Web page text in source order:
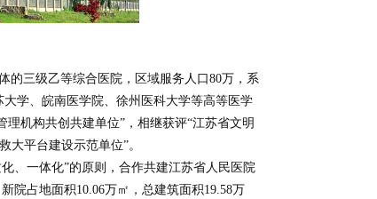
的三级乙等综合医院，区域服务人口80万，系
学、皖南医学院、徐州医科大学等高等医学
机构共创共建单位”，相继获评“江苏省文明
大平台建设示范单位”。
、一体化”的原则，合作共建江苏省人民医院
院占地面积10.06万㎡，总建筑面积19.58万